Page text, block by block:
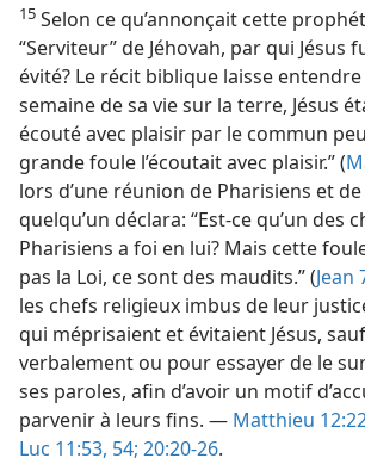
15 Selon ce qu’annonçait cette
“Serviteur”de Jéhovah, par qui Jésus
évité? Le récit biblique laisse
semaine de sa vie sur la terre, Jésus
écouté avec plaisir par le commun
grande foule l’écoutait avec plaisir.” (
lors d’une réunion de Pharisiens et
quelqu’un déclara: “Est-​ce qu’un des
Pharisiens a foi en lui? Mais cette
pas la Loi, ce sont des maudits.” (Jean
les chefs religieux imbus de leur
qui méprisaient et évitaient Jésus,
verbalement ou pour essayer de le
ses paroles, afin d’avoir un motif
parvenir à leurs fins. — Matthieu
Luc 11:53, 54; 20:20-26.